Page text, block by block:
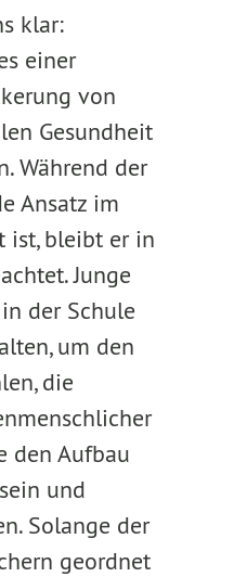
klar:
einer
von
Gesundheit
Während der
Ansatz im
ist, bleibt er in
Junge
der Schule
um den
die
den Aufbau
und
Solange der
geordnet